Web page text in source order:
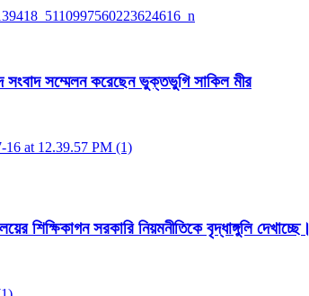
সংবাদ সম্মেলন করেছেন ভুক্তভুগি সাকিল মীর
শিক্ষিকাগন সরকারি নিয়মনীতিকে বৃদ্ধাঙ্গুলি দেখাচ্ছে।